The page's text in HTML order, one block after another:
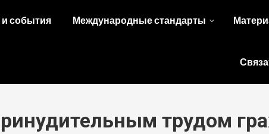
события Международные стандарты
трудом